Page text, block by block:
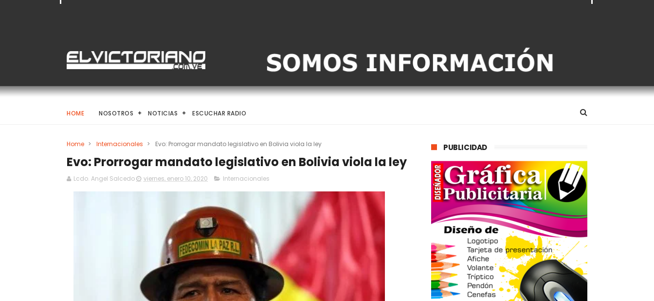
HOME NOSOTROS NOTICIAS ESCUCHAR RADIO
Home > Internacionales > Evo: Prorrogar mandato legislativo en Bolivia viola la ley
Evo: Prorrogar mandato legislativo en Bolivia viola la ley
Lcdo. Angel Salcedo viernes, enero 10, 2020 Internacionales
PUBLICIDAD